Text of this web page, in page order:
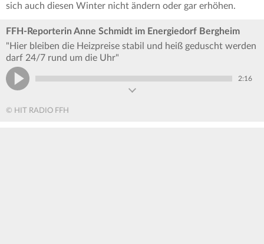
sich auch diesen Winter nicht ändern oder gar erhöhen.
FFH-Reporterin Anne Schmidt im Energiedorf Bergheim
"Hier bleiben die Heizpreise stabil und heiß geduscht werden
darf 24/7 rund um die Uhr"
2:16
© HIT RADIO FFH